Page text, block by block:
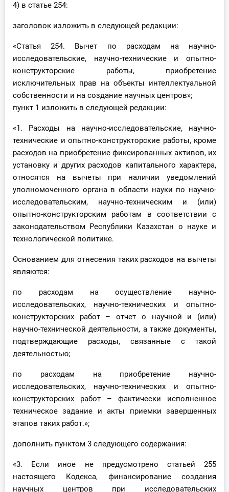
4) в статье 254:
заголовок изложить в следующей редакции:
«Статья 254. Вычет по расходам на научно-
исследовательские, научно-технические и опытно-
конструкторские работы, приобретение
исключительных прав на объекты интеллектуальной
собственности и на создание научных центров»;
пункт 1 изложить в следующей редакции:
«1. Расходы на научно-исследовательские, научно-
технические и опытно-конструкторские работы, кроме
расходов на приобретение фиксированных активов, их
установку и других расходов капитального характера,
относятся на вычеты при наличии уведомлений
уполномоченного органа в области науки по научно-
исследовательским, научно-техническим и (или)
опытно-конструкторским работам в соответствии с
законодательством Республики Казахстан о науке и
технологической политике.
Основанием для отнесения таких расходов на вычеты
являются:
по расходам на осуществление научно-
исследовательских, научно-технических и опытно-
конструкторских работ – отчет о научной и (или)
научно-технической деятельности, а также документы,
подтверждающие расходы, связанные с такой
деятельностью;
по расходам на приобретение научно-
исследовательских, научно-технических и опытно-
конструкторских работ – фактически исполненное
техническое задание и акты приемки завершенных
этапов таких работ.»;
дополнить пунктом 3 следующего содержания:
«3. Если иное не предусмотрено статьей 255
настоящего Кодекса, финансирование создания
научных центров при исследовательских